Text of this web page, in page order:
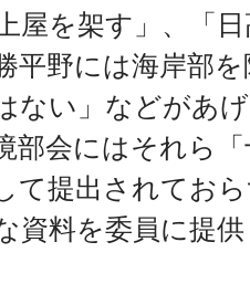
屋を架す」、「
平野には海岸部
ない」などがあ
会にはそれら
て提出されてお
資料を委員に提